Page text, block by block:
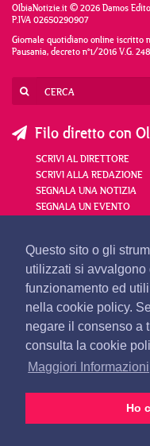
Questo sito o gli
utilizzati si avvalgono
funzionamento ed
nella cookie policy.
negare il consenso a
consulta la cookie
Maggiori Informazioni
Ho
OlbiaNotizie.it © 2026 Damos
P.IVA 02650290907
Giornale quotidiano online iscritto
Pausania, decreto n°1/2016 V.G.
Filo diretto con
SCRIVI AL DIRETTORE
SCRIVI ALLA REDAZIONE
SEGNALA UNA NOTIZIA
SEGNALA UN EVENTO
REDAZIONE PUBBLICITÀ